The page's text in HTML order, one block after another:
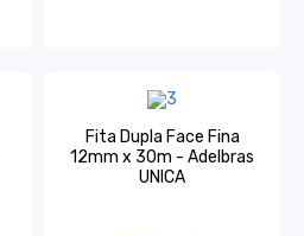
Fita Dupla Face Fina
12mm x 30m - Adelbras
UNICA